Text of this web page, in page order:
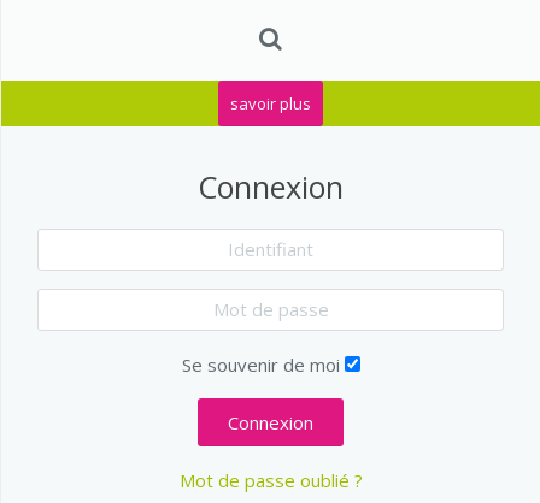
savoir plus
Connexion
Se souvenir de moi
Connexion
Mot de passe oublié ?